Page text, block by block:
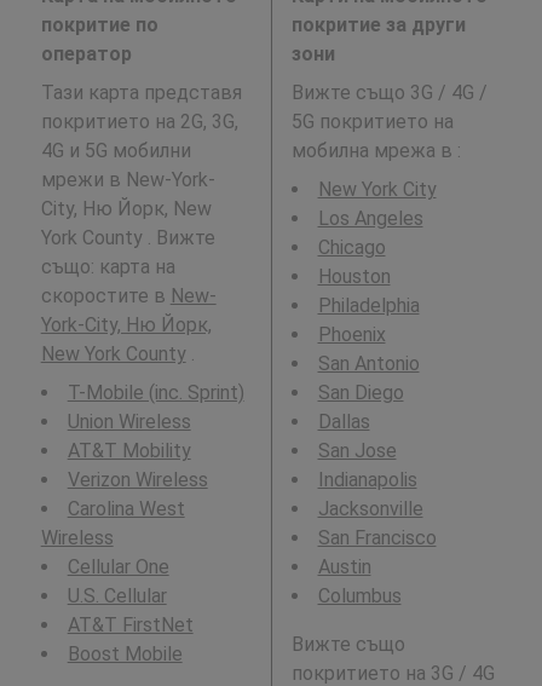
покритие по
оператор
Тази карта представя
покритието на 2G, 3G,
4G и 5G мобилни
мрежи в New-York-
City, Ню Йорк, New
York County . Вижте
също: карта на
скоростите в New-
York-City, Ню Йорк,
New York County.
T-Mobile (inc. Sprint)
Union Wireless
AT&T Mobility
Verizon Wireless
Carolina West
Wireless
Cellular One
U.S. Cellular
AT&T FirstNet
Boost Mobile
покритие за други
зони
Вижте също 3G / 4G /
5G покритието на
мобилна мрежа в :
New York City
Los Angeles
Chicago
Houston
Philadelphia
Phoenix
San Antonio
San Diego
Dallas
San Jose
Indianapolis
Jacksonville
San Francisco
Austin
Columbus
Вижте също
покритието на 3G / 4G